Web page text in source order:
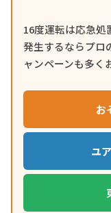
16度運転は応急
発生するならプロ
ャンペーンも多く
お
ユ